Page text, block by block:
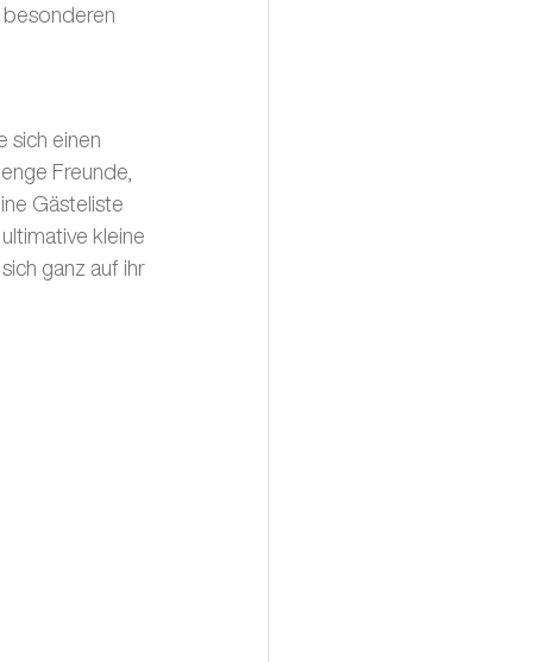
besonderen
sich einen
Freunde,
Gästeliste
kleine
ganz auf ihr